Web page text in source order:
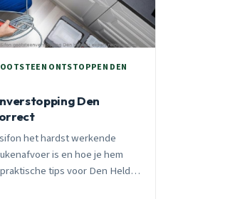
ONTSTOPPEN DEN
Den
het hardst werkende
is en hoe je hem
tips voor Den Helder